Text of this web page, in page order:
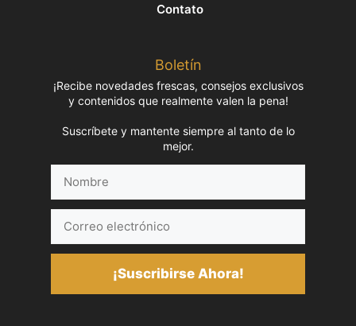
Contato
Boletín
¡Recibe novedades frescas, consejos exclusivos
y contenidos que realmente valen la pena!
Suscríbete y mantente siempre al tanto de lo
mejor.
electrónico
¡Suscribirse Ahora!